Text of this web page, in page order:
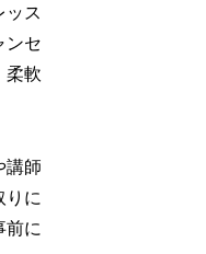
ッス
ンセ
柔軟
講師
りに
前に